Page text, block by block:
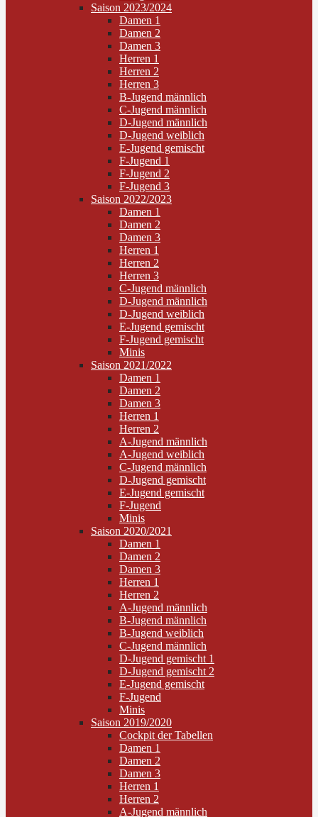
Saison 2023/2024
Damen 1
Damen 2
Damen 3
Herren 1
Herren 2
Herren 3
B-Jugend männlich
C-Jugend männlich
D-Jugend männlich
D-Jugend weiblich
E-Jugend gemischt
F-Jugend 1
F-Jugend 2
F-Jugend 3
Saison 2022/2023
Damen 1
Damen 2
Damen 3
Herren 1
Herren 2
Herren 3
C-Jugend männlich
D-Jugend männlich
D-Jugend weiblich
E-Jugend gemischt
F-Jugend gemischt
Minis
Saison 2021/2022
Damen 1
Damen 2
Damen 3
Herren 1
Herren 2
A-Jugend männlich
A-Jugend weiblich
C-Jugend männlich
D-Jugend gemischt
E-Jugend gemischt
F-Jugend
Minis
Saison 2020/2021
Damen 1
Damen 2
Damen 3
Herren 1
Herren 2
A-Jugend männlich
B-Jugend männlich
B-Jugend weiblich
C-Jugend männlich
D-Jugend gemischt 1
D-Jugend gemischt 2
E-Jugend gemischt
F-Jugend
Minis
Saison 2019/2020
Cockpit der Tabellen
Damen 1
Damen 2
Damen 3
Herren 1
Herren 2
A-Jugend männlich